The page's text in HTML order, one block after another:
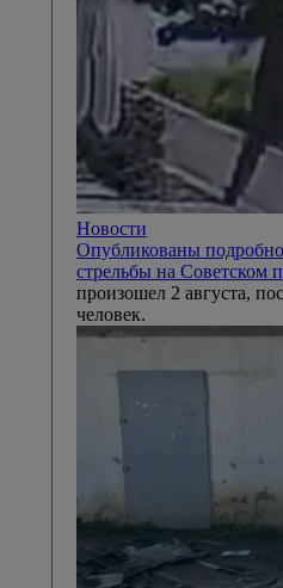
Новости
Опубликованы
стрельбы на Советском
произошел 2 августа,
человек.